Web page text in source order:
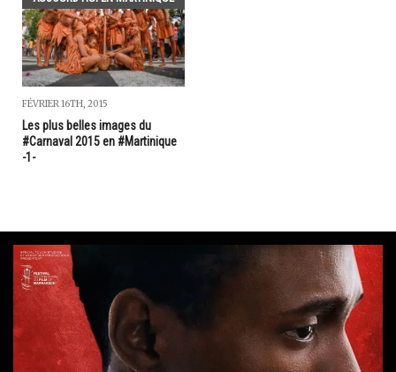
FÉVRIER 16TH, 2015
Les plus belles images du
#Carnaval 2015 en #Martinique
-1-